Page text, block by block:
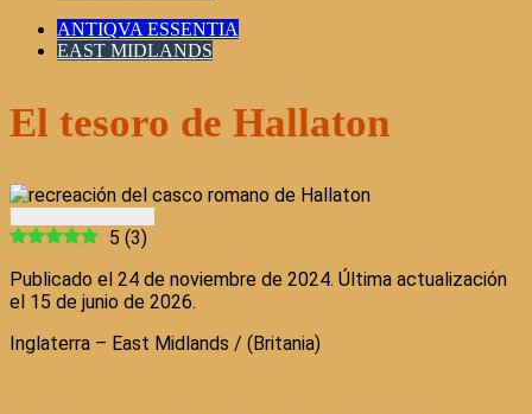
ANTIQVA ESSENTIA
EAST MIDLANDS
El tesoro de Hallaton
5 (3)
Publicado el 24 de noviembre de 2024. Última actualización
el 15 de junio de 2026.
Inglaterra – East Midlands / (Britania)